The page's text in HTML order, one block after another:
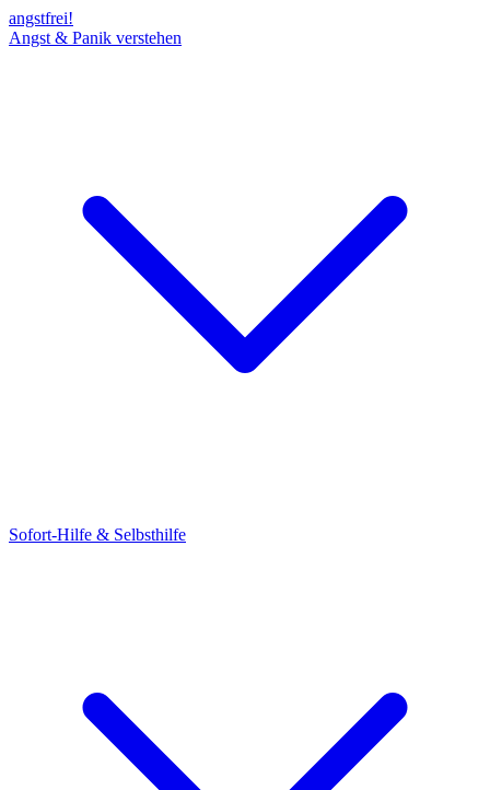
angstfrei!
Angst & Panik verstehen
Sofort-Hilfe & Selbsthilfe